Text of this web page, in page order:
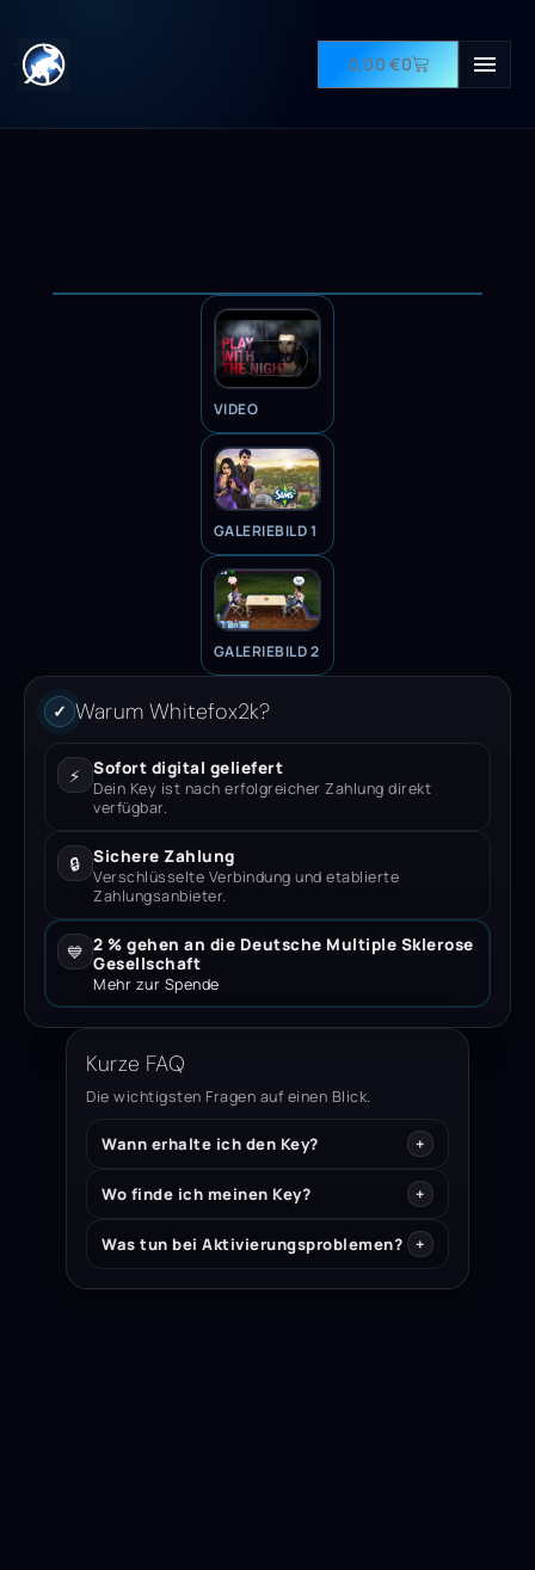
0,00€0
VIDEO
VIDEO
GALERIEBILD 1
GALERIEBILD 2
✓ Warum Whitefox2k?
⚡ Sofort digital geliefert
Dein Key ist nach erfolgreicher Zahlung direkt
verfügbar.
🔒 Sichere Zahlung
Verschlüsselte Verbindung und etablierte
Zahlungsanbieter.
💙 2 % gehen an die Deutsche Multiple Sklerose
Gesellschaft
Mehr zur Spende
Kurze FAQ
Die wichtigsten Fragen auf einen Blick.
Wann erhalte ich den Key?
Wo finde ich meinen Key?
Was tun bei Aktivierungsproblemen?